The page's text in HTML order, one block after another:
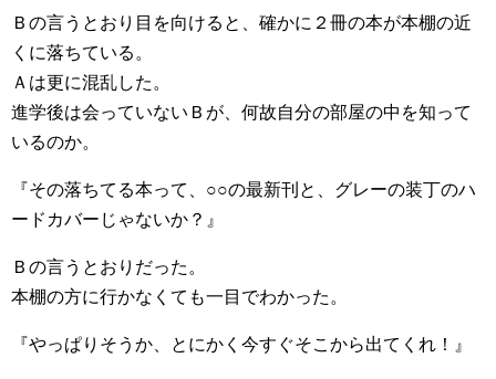
Ｂの言うとおり目を向けると、確かに２冊の本が本棚の近
くに落ちている。
Ａは更に混乱した。
進学後は会っていないＢが、何故自分の部屋の中を知って
いるのか。
『その落ちてる本って、○○の最新刊と、グレーの装丁のハ
ードカバーじゃないか？』
Ｂの言うとおりだった。
本棚の方に行かなくても一目でわかった。
『やっぱりそうか、とにかく今すぐそこから出てくれ！』